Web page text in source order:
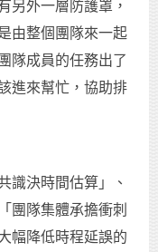
另外一層防護罩，
由整個團隊來一起
隊成員的任務出了
進來幫忙，協助排
識決時間估算」、
團隊集體承擔衝刺
幅降低時程延誤的